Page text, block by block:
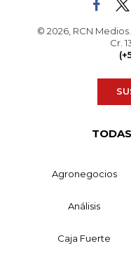
© 2026, RCN
Cr.
Agronegocios
Análisis
Caja Fuerte